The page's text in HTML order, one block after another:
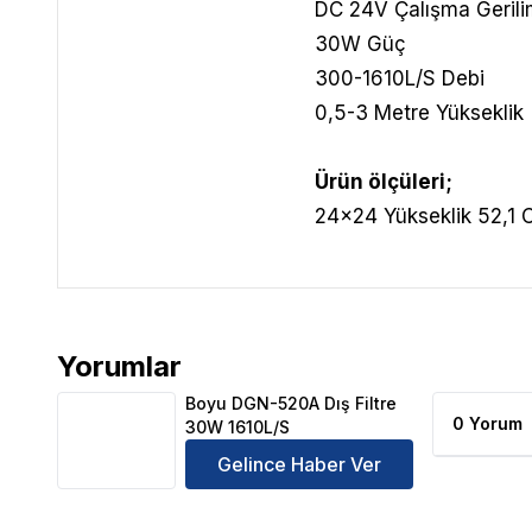
DC 24V Çalışma
30W Güç
300-1610L/S Debi
0,5-3 Metre Yükseklik
Ürün ölçüleri;
24x24 Yükseklik 52,1
Yorumlar
Boyu DGN-520A Dış Filtre 30W 1610L/S Ürün
Boyu DGN-520A Dış Filtre
30W 1610L/S
Gelince Haber Ver
0 Yorum